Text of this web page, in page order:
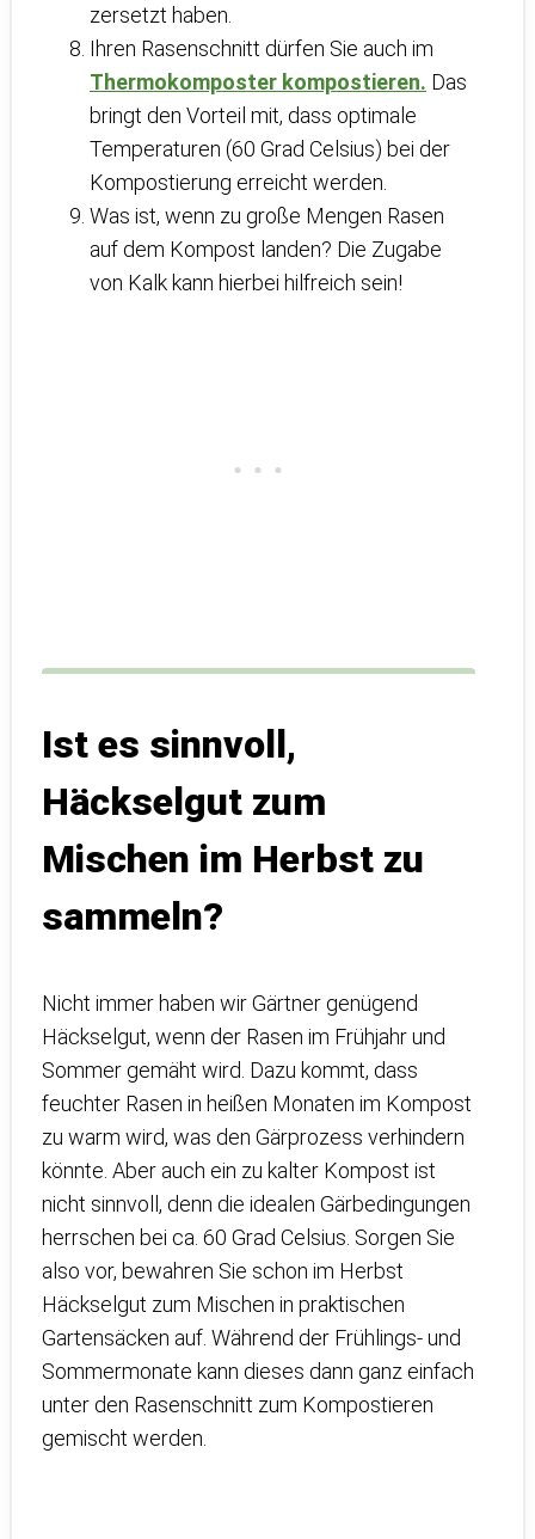
zersetzt haben.
Ihren Rasenschnitt dürfen Sie auch im
Thermokomposter kompostieren. Das
bringt den Vorteil mit, dass optimale
Temperaturen (60 Grad Celsius) bei der
Kompostierung erreicht werden.
Was ist, wenn zu große Mengen Rasen
auf dem Kompost landen? Die Zugabe
von Kalk kann hierbei hilfreich sein!
Ist es sinnvoll,
Häckselgut zum
Mischen im Herbst zu
sammeln?
Nicht immer haben wir Gärtner genügend
Häckselgut, wenn der Rasen im Frühjahr und
Sommer gemäht wird. Dazu kommt, dass
feuchter Rasen in heißen Monaten im Kompost
zu warm wird, was den Gärprozess verhindern
könnte. Aber auch ein zu kalter Kompost ist
nicht sinnvoll, denn die idealen Gärbedingungen
herrschen bei ca. 60 Grad Celsius. Sorgen Sie
also vor, bewahren Sie schon im Herbst
Häckselgut zum Mischen in praktischen
Gartensäcken auf. Während der Frühlings- und
Sommermonate kann dieses dann ganz einfach
unter den Rasenschnitt zum Kompostieren
gemischt werden.